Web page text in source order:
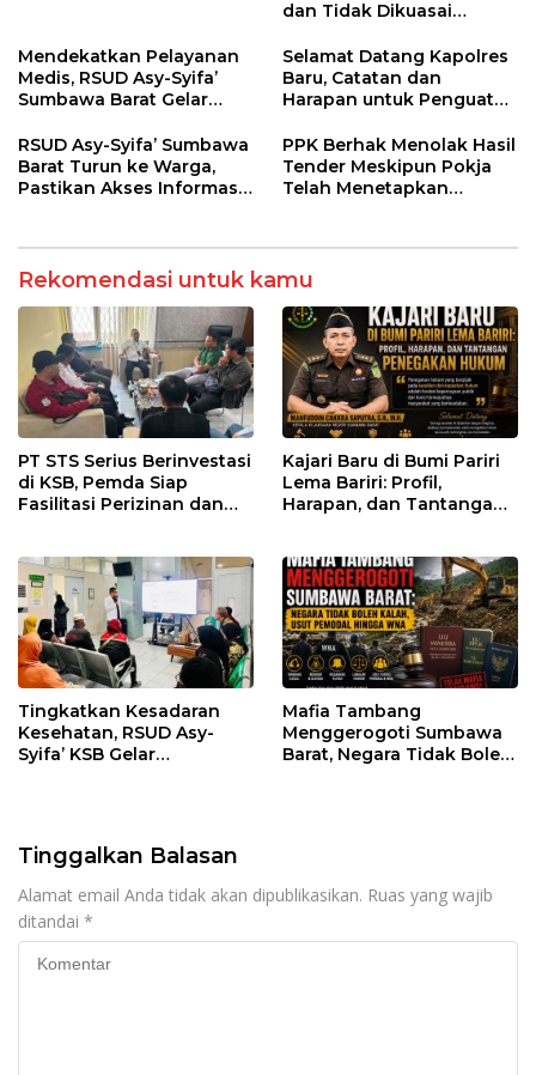
dan Tidak Dikuasai
Tertentu
Mendekatkan Pelayanan
Medis, RSUD Asy-Syifa’
Sumbawa Barat Gelar
Kesehatan di Taliwang
Selamat Datang Kapolres
Baru, Catatan dan
Harapan untuk Penguatan
RSUD Asy-Syifa’ Sumbawa
Barat Turun ke Warga,
Pastikan Akses Informasi
PPK Berhak Menolak Hasil
Tender Meskipun Pokja
Telah Menetapkan
Rekomendasi untuk kamu
PT STS Serius Berinvestasi
di KSB, Pemda Siap
Fasilitasi Perizinan dan
Kajari Baru di Bumi Pariri
Lema Bariri: Profil,
Harapan, dan Tantangan
Tingkatkan Kesadaran
Kesehatan, RSUD Asy-
Syifa’ KSB Gelar
Mafia Tambang
Menggerogoti Sumbawa
Barat, Negara Tidak Boleh
Tinggalkan Balasan
Alamat email Anda tidak akan dipublikasikan. Ruas yang wajib
ditandai *